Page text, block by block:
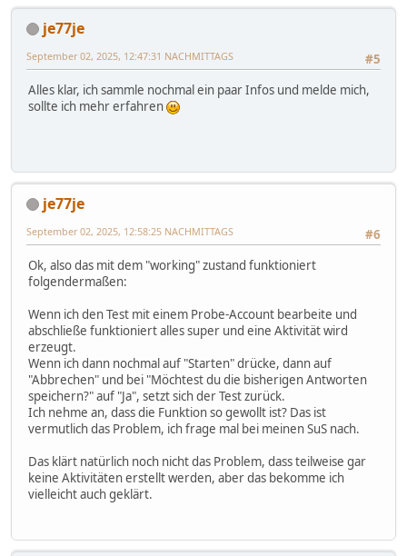
je77je
#5
September 02, 2025, 12:47:31 NACHMITTAGS
Alles klar, ich sammle nochmal ein paar Infos und melde mich,
sollte ich mehr erfahren
je77je
#6
September 02, 2025, 12:58:25 NACHMITTAGS
Ok, also das mit dem "working" zustand funktioniert
folgendermaßen:
Wenn ich den Test mit einem Probe-Account bearbeite und
abschließe funktioniert alles super und eine Aktivität wird
erzeugt.
Wenn ich dann nochmal auf "Starten" drücke, dann auf
"Abbrechen" und bei "Möchtest du die bisherigen Antworten
speichern?" auf "Ja", setzt sich der Test zurück.
Ich nehme an, dass die Funktion so gewollt ist? Das ist
vermutlich das Problem, ich frage mal bei meinen SuS nach.
Das klärt natürlich noch nicht das Problem, dass teilweise gar
keine Aktivitäten erstellt werden, aber das bekomme ich
vielleicht auch geklärt.